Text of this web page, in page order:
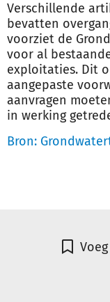
Verschillende
bevatten
voorziet de
voor al
exploitaties. Dit
aangepaste
aanvragen
in werking
Bron: